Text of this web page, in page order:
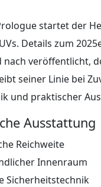
startet der
Details zum
nach veröffentlicht,
seiner Linie bei
und praktischer
Ausstattung
Reichweite
Innenraum
Sicherheitstechnik